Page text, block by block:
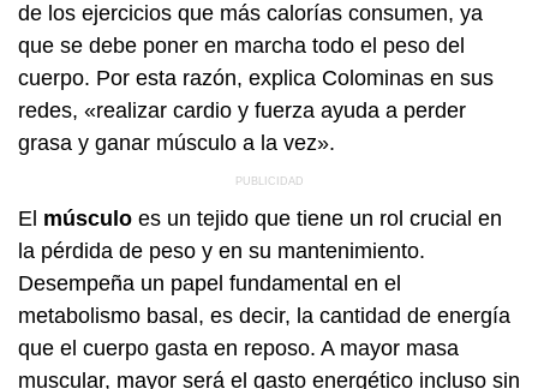
de los ejercicios que más calorías consumen, ya
que se debe poner en marcha todo el peso del
cuerpo. Por esta razón, explica Colominas en sus
redes, «realizar cardio y fuerza ayuda a perder
grasa y ganar músculo a la vez».
El músculo es un tejido que tiene un rol crucial en
la pérdida de peso y en su mantenimiento.
Desempeña un papel fundamental en el
metabolismo basal, es decir, la cantidad de energía
que el cuerpo gasta en reposo. A mayor masa
muscular, mayor será el gasto energético incluso sin